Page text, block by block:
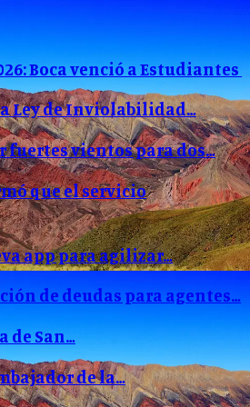
Boca venció a Estudiantes
Ley de Inviolabilidad…
fuertes vientos para dos…
que el servicio
app para agilizar…
de deudas para agentes…
de San…
de la…